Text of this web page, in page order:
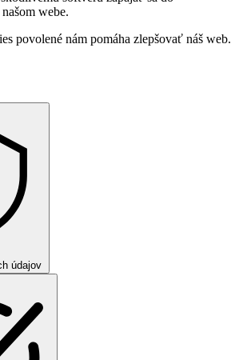
webe.
povolené nám pomáha zlepšovať náš web.
údajov